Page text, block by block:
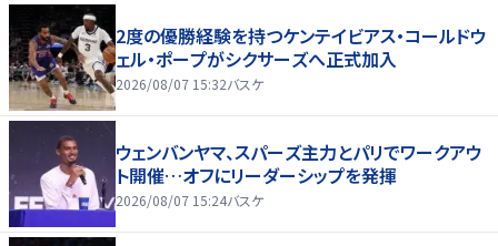
2度の優勝経験を持つケンテイビアス・コールドウ
ェル・ポープがシクサーズへ正式加入
2026/08/07 15:32バスケ
ウェンバンヤマ、スパーズ主力とパリでワークアウ
ト開催…オフにリーダーシップを発揮
2026/08/07 15:24バスケ